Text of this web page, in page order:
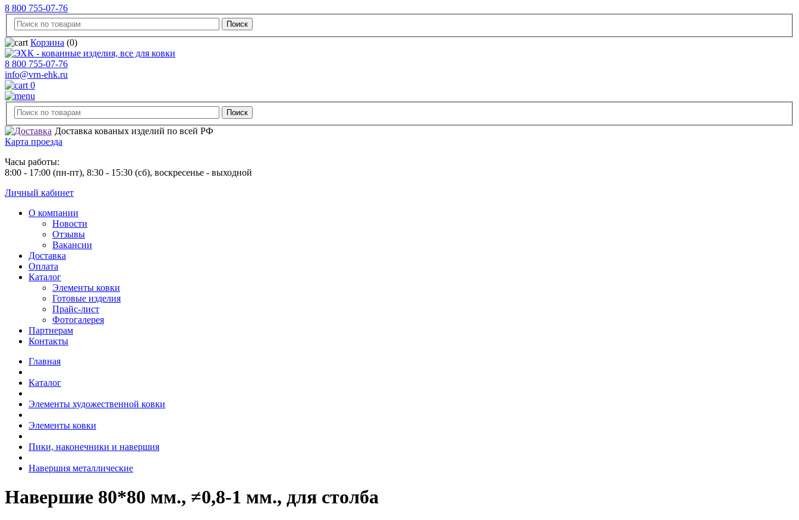
8 800 755-07-76
Корзина (0)
8 800 755-07-76
info@vrn-ehk.ru
0
Доставка кованых изделий по всей РФ
Карта проезда
Часы работы:
8:00 - 17:00 (пн-пт), 8:30 - 15:30 (сб), воскресенье - выходной
Личный кабинет
О компании
Новости
Отзывы
Вакансии
Доставка
Оплата
Каталог
Элементы ковки
Готовые изделия
Прайс-лист
Фотогалерея
Партнерам
Контакты
Главная
Каталог
Элементы художественной ковки
Элементы ковки
Пики, наконечники и навершия
Навершия металлические
Навершие 80*80 мм., ≠0,8-1 мм., для столба